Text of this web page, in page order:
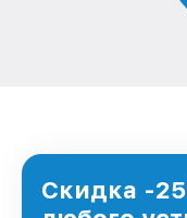
Скидка -